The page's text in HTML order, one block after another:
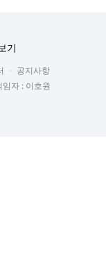
기
공지사항
자 : 이호원